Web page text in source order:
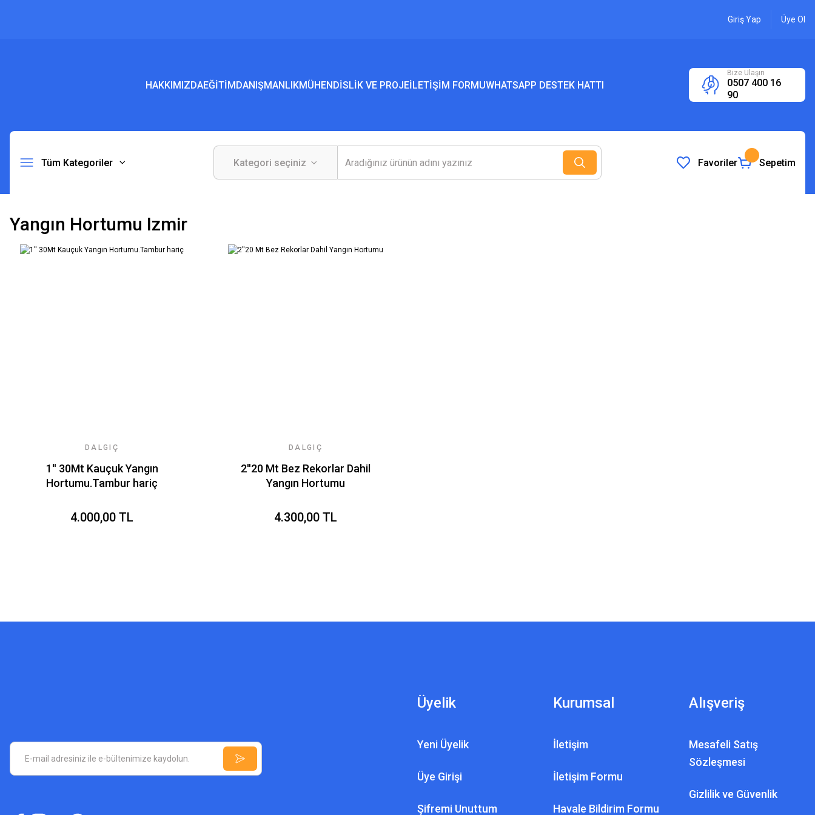
Giriş Yap Üye Ol
HAKKIMIZDAEĞİTİMDANIŞMANLIKMÜHENDİSLİK VE PROJEİLETİŞİM FORMUWHATSAPP DESTEK HATTI
Bize Ulaşın
0507 400 16
90
Tüm Kategoriler Favoriler Sepetim
Yangın Hortumu Izmir
DALGIÇ
1'' 30Mt Kauçuk Yangın
Hortumu.Tambur hariç
4.000,00 TL
DALGIÇ
2''20 Mt Bez Rekorlar Dahil
Yangın Hortumu
4.300,00 TL
Üyelik
Yeni Üyelik
Üye Girişi
Şifremi Unuttum
Kurumsal
İletişim
İletişim Formu
Havale Bildirim Formu
Alışveriş
Mesafeli Satış
Sözleşmesi
Gizlilik ve Güvenlik